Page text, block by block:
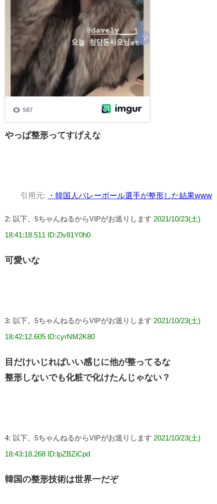
やっぱ整形ってすげえな
引用元: ・韓国人バレーボール選手が整形した結果www
2: 以下、5ちゃんねるからVIPがお送りします 2021/10/23(土)
18:41:18.511 ID:Zlv81Y0h0
可愛いな
3: 以下、5ちゃんねるからVIPがお送りします 2021/10/23(土)
18:42:12.605 ID:cyrNM2K80
目だけいじればいい感じに他が整ってるな
整形しないでも化粧で化けたんじゃない？
4: 以下、5ちゃんねるからVIPがお送りします 2021/10/23(土)
18:43:18.268 ID:lpZBZiCpd
韓国の整形技術は世界一だぞ